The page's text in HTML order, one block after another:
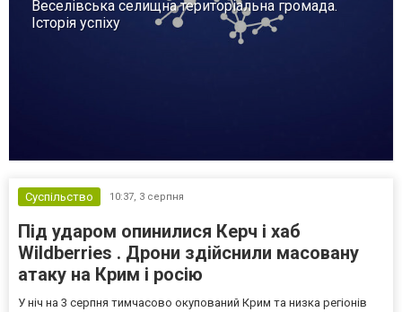
Веселівська селищна територіальна громада.
Історія успіху
Суспільство 10:37, 3 серпня
Під ударом опинилися Керч і хаб
Wildberries . Дрони здійснили масовану
атаку на Крим і росію
У ніч на 3 серпня тимчасово окупований Крим та низка регіонів